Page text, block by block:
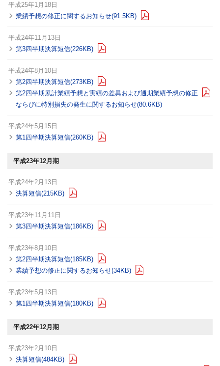
平成25年1月18日
業績予想の修正に関するお知らせ(91.5KB)
平成24年11月13日
第3四半期決算短信(226KB)
平成24年8月10日
第2四半期決算短信(273KB)
第2四半期累計業績予想と実績の差異および通期業績予想の修正
ならびに特別損失の発生に関するお知らせ(80.6KB)
平成24年5月15日
第1四半期決算短信(260KB)
平成23年12月期
平成24年2月13日
決算短信(215KB)
平成23年11月11日
第3四半期決算短信(186KB)
平成23年8月10日
第2四半期決算短信(185KB)
業績予想の修正に関するお知らせ(34KB)
平成23年5月13日
第1四半期決算短信(180KB)
平成22年12月期
平成23年2月10日
決算短信(484KB)